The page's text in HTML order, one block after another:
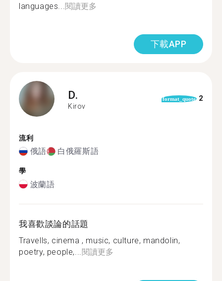
languages... 閱讀更多
下載APP
D.
Kirov
format_quote 2
流利
俄語 白俄羅斯語
學
波蘭語
我喜歡談論的話題
Travells, cinema , music, culture, mandolin,
poetry, people,... 閱讀更多